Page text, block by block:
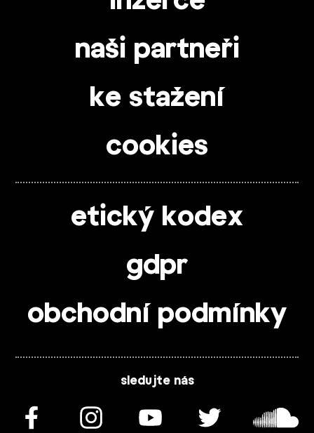
naši partneři
ke stažení
cookies
etický kodex
gdpr
obchodní podmínky
sledujte nás